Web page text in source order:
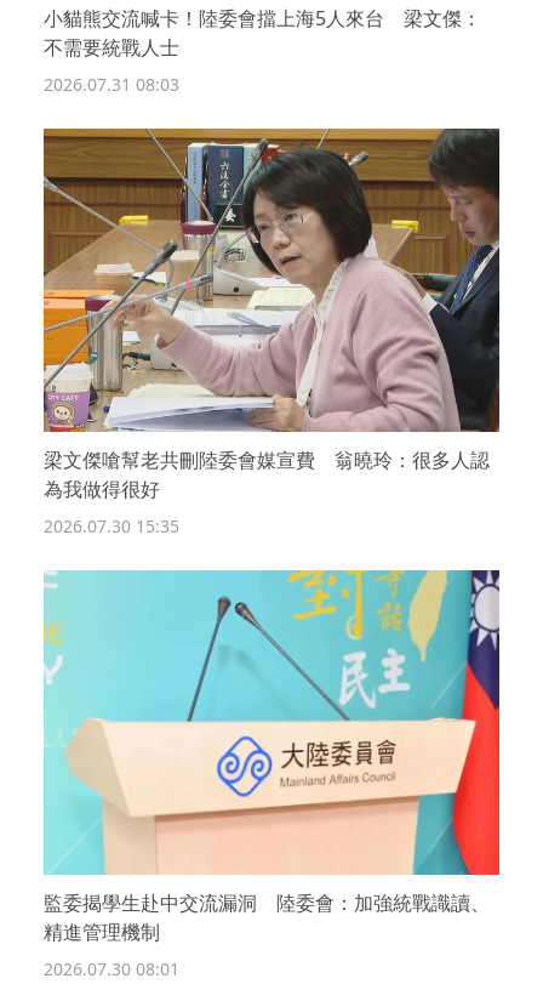
小貓熊交流喊卡！陸委會擋上海5人來台 梁文傑：
不需要統戰人士
2026.07.31 08:03
梁文傑嗆幫老共刪陸委會媒宣費 翁曉玲：很多人認
為我做得很好
2026.07.30 15:35
監委揭學生赴中交流漏洞 陸委會：加強統戰識讀、
精進管理機制
2026.07.30 08:01